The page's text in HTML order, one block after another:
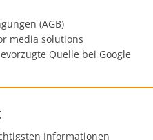
(AGB)
media solutions
Quelle bei Google
Informationen